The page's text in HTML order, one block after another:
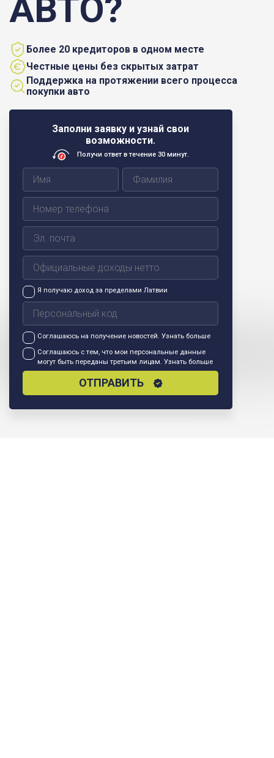
Заполни заявку и узнай свои
возможности.
Получи ответ в течение 30 минут.
Я получаю доход за пределами Латвии
Соглашаюсь на получение новостей.Узнать больше
Соглашаюсь с тем, что мои персональные данные
могут быть переданы третьим лицам.Узнать больше
ОТПРАВИТЬ
АВТО?
Более 20 кредиторов в одном месте
Честные цены без скрытых затрат
Поддержка на протяжении всего процесса
покупки авто